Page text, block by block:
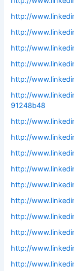
http://
http://
http://
http://
http://
http://
91248b48
http://
http://
http://
http://
http://
http://
http://
http://
http://
http://